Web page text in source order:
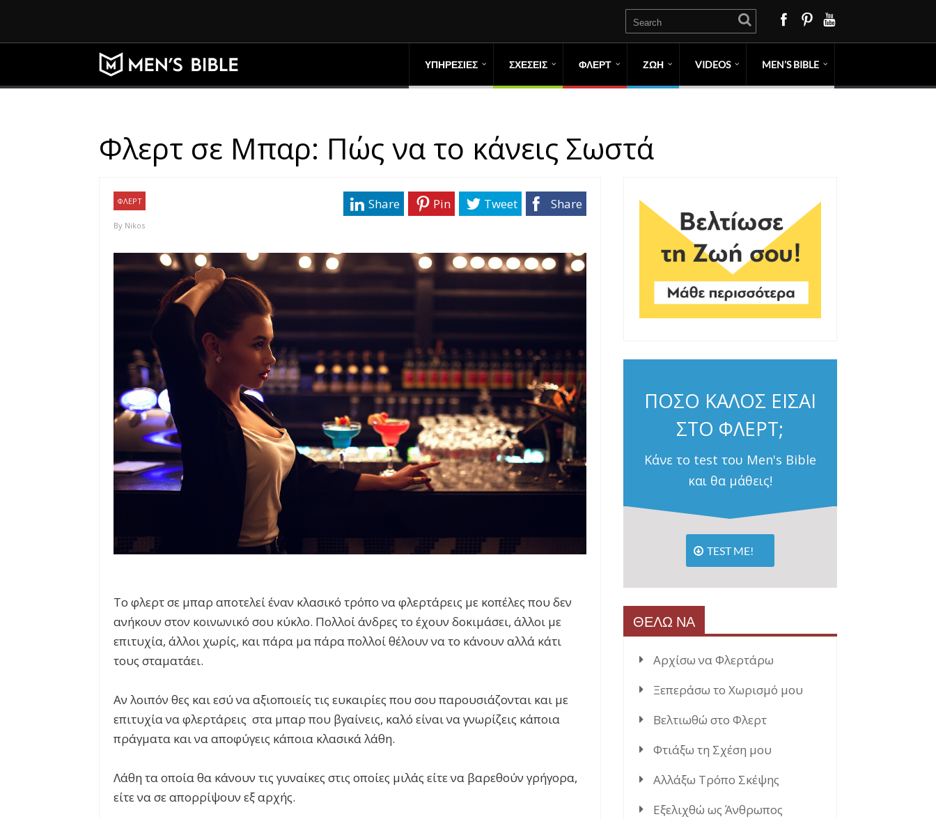
ΥΠΗΡΕΣΙΕΣ ΣΧΕΣΕΙΣ ΦΛΕΡΤ ΖΩΗ VIDEOS MEN’S BIBLE
Φλερτ σε Μπαρ: Πώς να το κάνεις Σωστά
ΦΛΕΡΤ
By Nikos
Share
Tweet
Pin
Share
Το φλερτ σε μπαρ αποτελεί έναν κλασικό τρόπο να φλερτάρεις με κοπέλες που δεν
ανήκουν στον κοινωνικό σου κύκλο. Πολλοί άνδρες το έχουν δοκιμάσει, άλλοι με
επιτυχία, άλλοι χωρίς, και πάρα μα πάρα πολλοί θέλουν να το κάνουν αλλά κάτι
τους σταματάει.
Αν λοιπόν θες και εσύ να αξιοποιείς τις ευκαιρίες που σου παρουσιάζονται και με
επιτυχία να φλερτάρεις στα μπαρ που βγαίνεις, καλό είναι να γνωρίζεις κάποια
πράγματα και να αποφύγεις κάποια κλασικά λάθη.
Λάθη τα οποία θα κάνουν τις γυναίκες στις οποίες μιλάς είτε να βαρεθούν γρήγορα,
είτε να σε απορρίψουν εξ αρχής.
ΠΟΣΟ ΚΑΛΟΣ ΕΙΣΑΙ
ΣΤΟ ΦΛΕΡΤ;
Κάνε το test του Men's Bible
και θα μάθεις!
TEST ME!
ΘΕΛΩ ΝΑ
Αρχίσω να Φλερτάρω
Ξεπεράσω το Χωρισμό μου
Βελτιωθώ στο Φλερτ
Φτιάξω τη Σχέση μου
Αλλάξω Τρόπο Σκέψης
Εξελιχθώ ως Άνθρωπος